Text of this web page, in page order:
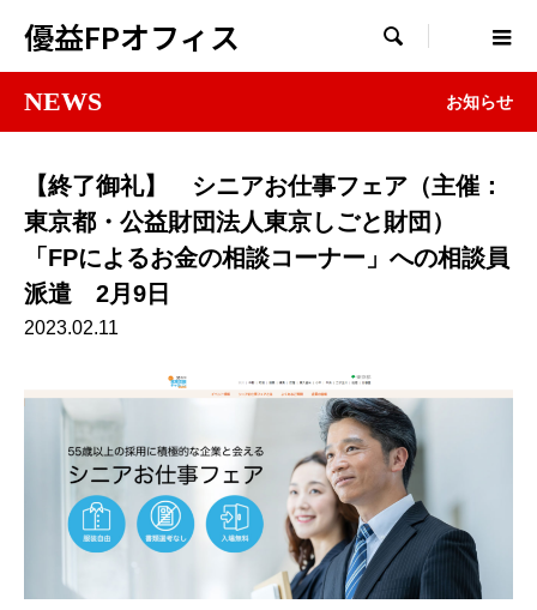
優益FPオフィス 
NEWS お知らせ
【終了御礼】 シニアお仕事フェア（主催：
東京都・公益財団法人東京しごと財団）
「FPによるお金の相談コーナー」への相談員
派遣 2月9日
2023.02.11